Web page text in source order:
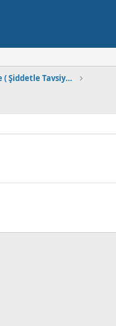
Beyaz Zambaklar Ülkesinde ( Şiddetle Tavsiye Mutalaka Okumalısınız )